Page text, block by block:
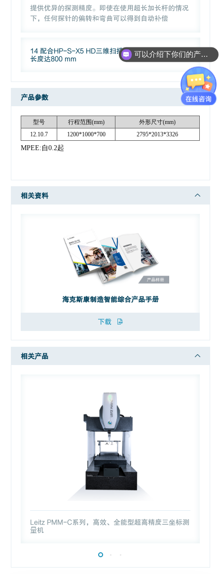
提供优异的探测精度。即使在使用超长加长杆的情况
下，任何探针的偏转和弯曲可以得到自动补偿
14 配合HP-S-X5 HD三维扫描探测系统，最大探针
长度达800 mm
产品参数
型号 行程范围(mm)
外形尺寸(mm)
12.10.7
1200*1000*700 2795*2013*3326
MPEE:自0.2起
相关资料
海克斯康制造智能综合产品手册
下载
相关产品
Leitz PMM-C系列，高效、全能型超高精度三坐标测
量机
可以介绍下你们的产品么？